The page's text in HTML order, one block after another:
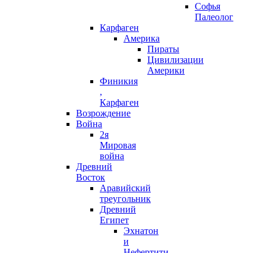
Софья
Палеолог
Карфаген
Америка
Пираты
Цивилизации
Америки
Финикия
,
Карфаген
Возрождение
Война
2я
Мировая
война
Древний
Восток
Аравийский
треугольник
Древний
Египет
Эхнатон
и